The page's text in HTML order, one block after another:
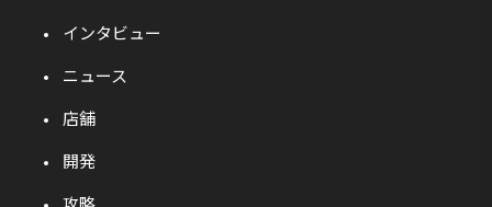
インタビュー
ニュース
店舗
開発